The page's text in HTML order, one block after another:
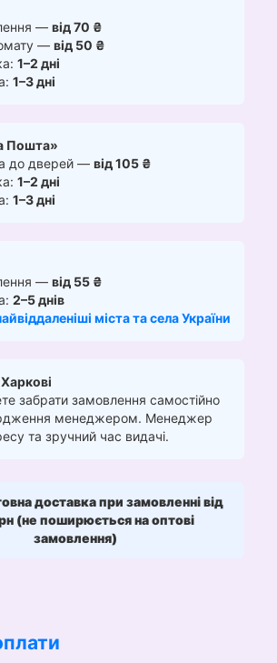
— від 70 ₴
— від 50 ₴
1–2 дні
1–3 дні
Пошта»
до дверей — від 105 ₴
1–2 дні
1–3 дні
— від 55 ₴
2–5 днів
міста та села України
забрати замовлення самостійно
менеджером. Менеджер
та зручний час видачі.
доставка при замовленні від
(не поширюється на оптові
замовлення)